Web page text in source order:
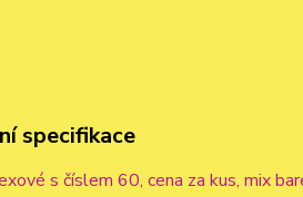
specifikace
s číslem 60, cena za kus, mix